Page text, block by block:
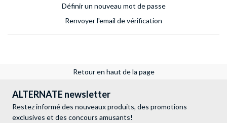
Définir un nouveau mot de passe
Renvoyer l'email de vérification
Retour en haut de la page
ALTERNATE newsletter
Restez informé des nouveaux produits, des promotions
exclusives et des concours amusants!